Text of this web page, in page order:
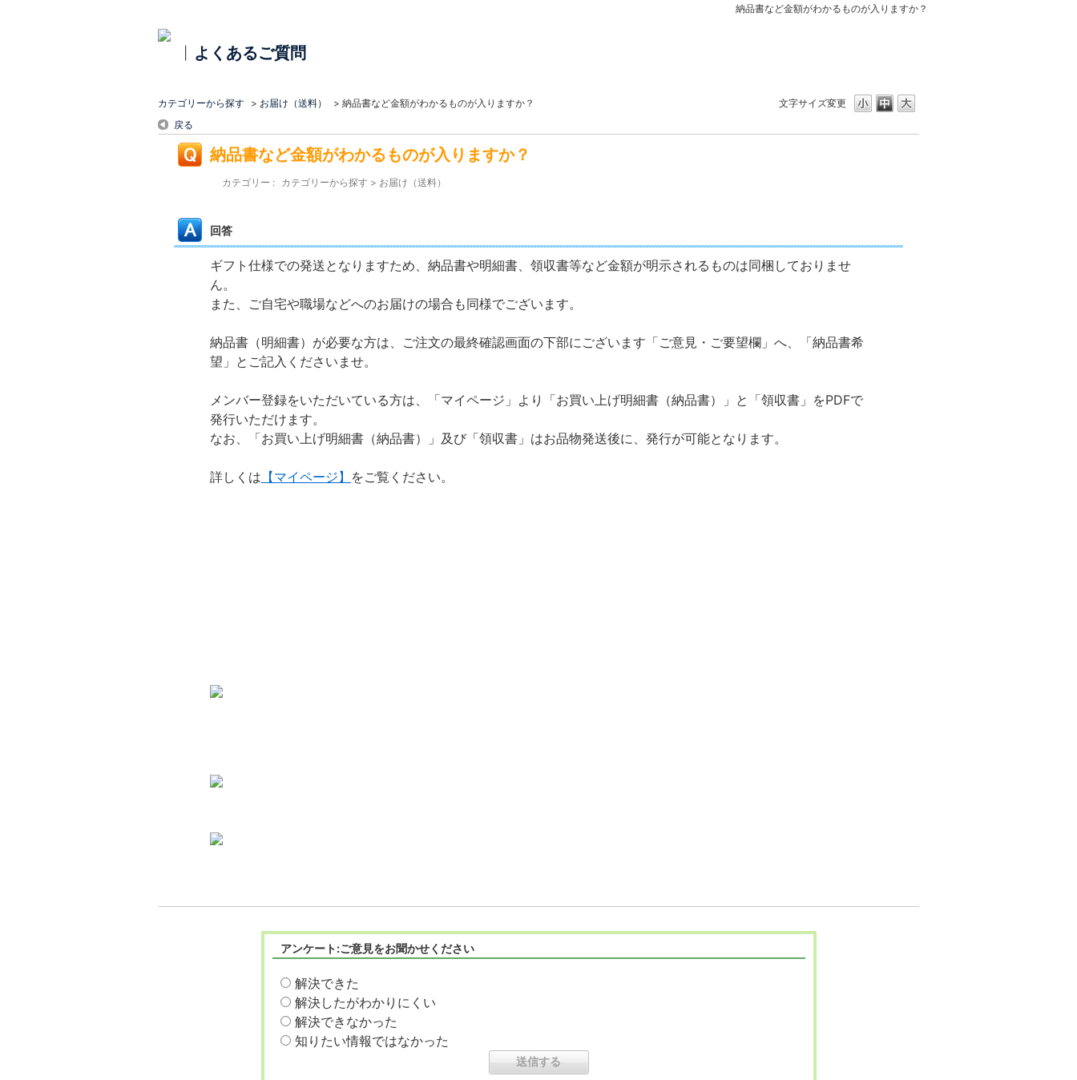
納品書など金額がわかるものが入りますか？
よくあるご質問
文字サイズ変更
カテゴリーから探す > お届け（送料） > 納品書など金額がわかるものが入りますか？
戻る
納品書など金額がわかるものが入りますか？
カテゴリー : カテゴリーから探す > お届け（送料）
回答
ギフト仕様での発送となりますため、納品書や明細書、領収書等など金額が明示されるものは同梱しておりませ
ん。
また、ご自宅や職場などへのお届けの場合も同様でございます。
納品書（明細書）が必要な方は、ご注文の最終確認画面の下部にございます「ご意見・ご要望欄」へ、「納品書希
望」とご記入くださいませ。
メンバー登録をいただいている方は、「マイページ」より「お買い上げ明細書（納品書）」と「領収書」をPDFで
発行いただけます。
なお、「お買い上げ明細書（納品書）」及び「領収書」はお品物発送後に、発行が可能となります。
詳しくは 【マイページ】 をご覧ください。
アンケート:ご意見をお聞かせください
解決できた
解決したがわかりにくい
解決できなかった
知りたい情報ではなかった